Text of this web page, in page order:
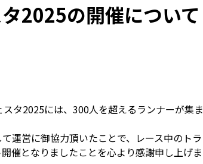
タ2025の開催について
タ2025には、300人を超えるランナーが集ま
運営に御協力頂いたことで、レース中のトラ
催となりましたことを心より感謝申し上げま